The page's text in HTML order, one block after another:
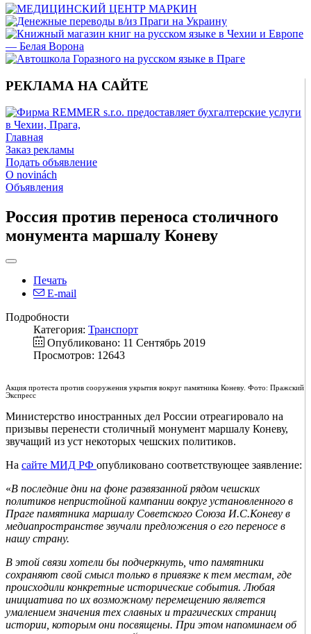
РЕКЛАМА НА САЙТЕ
Главная
Заказ рекламы
Подать объявление
O novinách
Объявления
Россия против переноса столичного
монумента маршалу Коневу
Печать
E-mail
Подробности
Категория: Транспорт
Опубликовано: 11 Сентябрь 2019
Просмотров: 12643
Акция протеста против сооружения укрытия вокруг памятника Коневу. Фото: Пражский
Экспресс
Министерство иностранных дел России отреагировало на
призывы перенести столичный монумент маршалу Коневу,
звучащий из уст некоторых чешских политиков.
На сайте МИД РФ опубликовано соответствующее заявление:
«В последние дни на фоне развязанной рядом чешских
политиков непристойной кампании вокруг установленного в
Праге памятника маршалу Советского Союза И.С.Коневу в
медиапространстве звучали предложения о его переносе в
нашу страну.
В этой связи хотели бы подчеркнуть, что памятники
сохраняют свой смысл только в привязке к тем местам, где
происходили конкретные исторические события. Любая
инициатива по их возможному перемещению является
умалением значения тех славных и трагических страниц
истории, которым они посвящены. При этом напоминаем об